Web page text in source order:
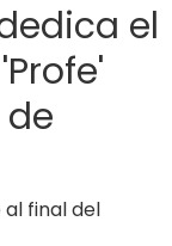
el
final del